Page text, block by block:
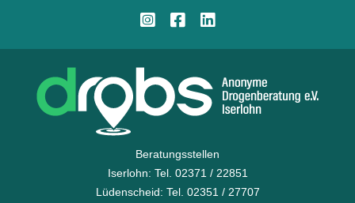
Instagram
Facebook
Beratungsstellen
Iserlohn: Tel. 02371 / 22851
Lüdenscheid: Tel. 02351 / 27707